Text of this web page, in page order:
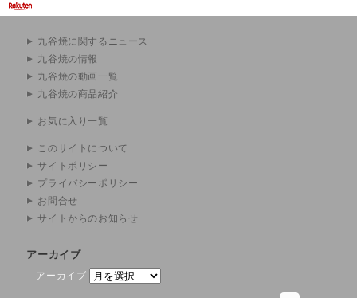
九谷焼に関するニュース
九谷焼の情報
九谷焼の動画一覧
九谷焼の商品紹介
お気に入り一覧
このサイトについて
サイトポリシー
プライバシーポリシー
お問合せ
サイトからのお知らせ
アーカイブ
アーカイブ